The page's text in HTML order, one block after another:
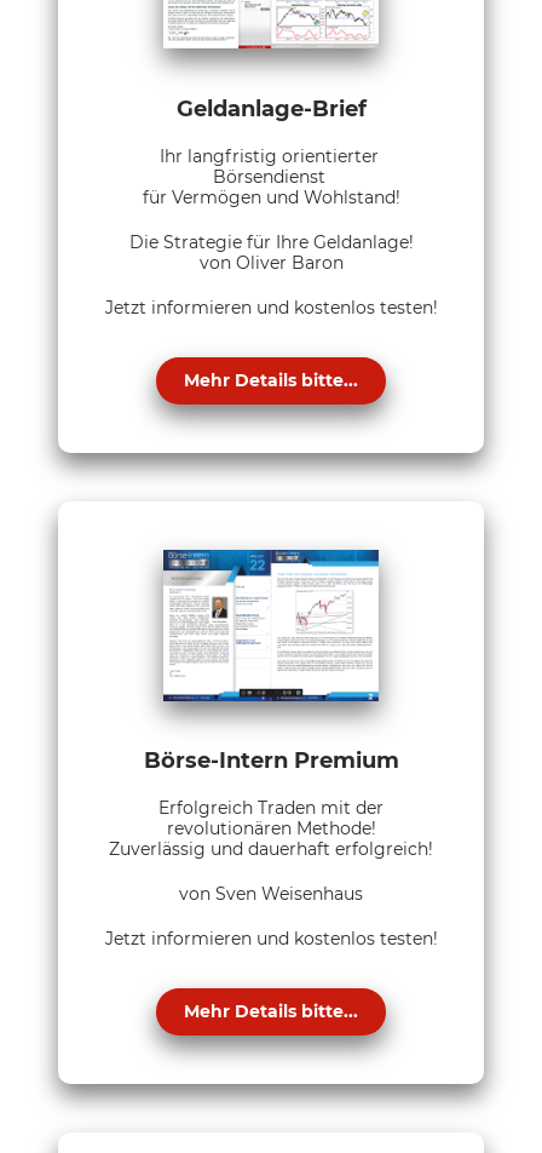
Geldanlage-Brief
Ihr langfristig orientierter
Börsendienst
für Vermögen und Wohlstand!
Die Strategie für Ihre Geldanlage!
von Oliver Baron
Jetzt informieren und kostenlos testen!
Mehr Details bitte...
Börse-Intern Premium
Erfolgreich Traden mit der
revolutionären Methode!
Zuverlässig und dauerhaft erfolgreich!
von Sven Weisenhaus
Jetzt informieren und kostenlos testen!
Mehr Details bitte...